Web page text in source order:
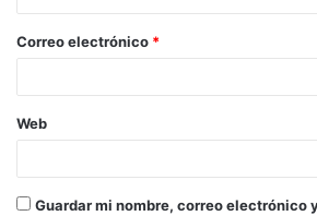
Correo electrónico *
Web
Guardar mi nombre, correo electrónico